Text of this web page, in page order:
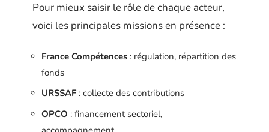
Pour mieux saisir le rôle de chaque acteur,
voici les principales missions en présence :
France Compétences : régulation, répartition des
fonds
URSSAF : collecte des contributions
OPCO : financement sectoriel,